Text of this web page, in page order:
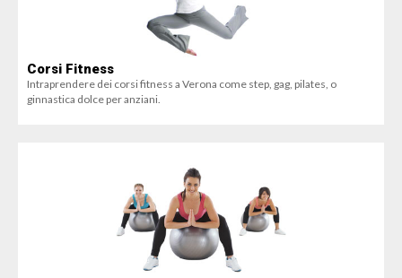
Corsi Fitness
Intraprendere dei corsi fitness a Verona come step, gag, pilates, o
ginnastica dolce per anziani.